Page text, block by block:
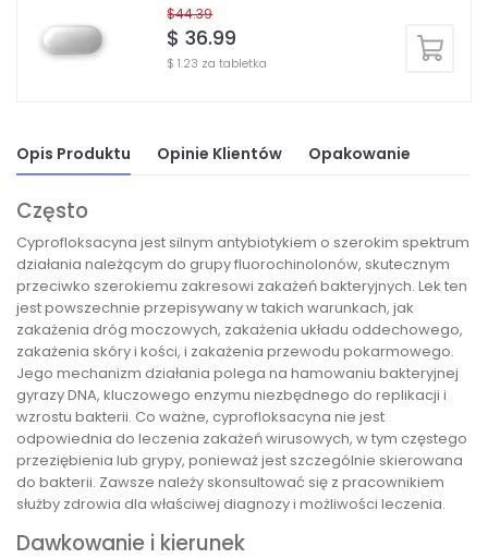
$44.39
$ 36.99
$ 1.23 za tabletka
Opis Produktu Opinie Klientów Opakowanie
Często
Cyprofloksacyna jest silnym antybiotykiem o szerokim spektrum
działania należącym do grupy fluorochinolonów, skutecznym
przeciwko szerokiemu zakresowi zakażeń bakteryjnych. Lek ten
jest powszechnie przepisywany w takich warunkach, jak
zakażenia dróg moczowych, zakażenia układu oddechowego,
zakażenia skóry i kości, i zakażenia przewodu pokarmowego.
Jego mechanizm działania polega na hamowaniu bakteryjnej
gyrazy DNA, kluczowego enzymu niezbędnego do replikacji i
wzrostu bakterii. Co ważne, cyprofloksacyna nie jest
odpowiednia do leczenia zakażeń wirusowych, w tym częstego
przeziębienia lub grypy, ponieważ jest szczególnie skierowana
do bakterii. Zawsze należy skonsultować się z pracownikiem
służby zdrowia dla właściwej diagnozy i możliwości leczenia.
Dawkowanie i kierunek